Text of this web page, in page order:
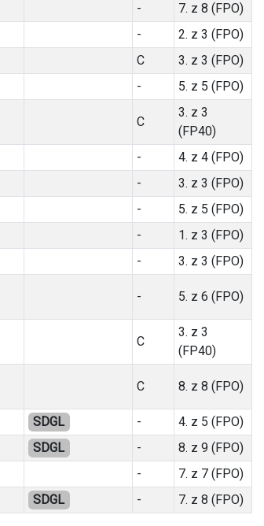
-
7. z 8 (FPO)
-
2. z 3 (FPO)
C
3. z 3 (FPO)
- 5. z 5 (FPO)
C
3. z 3
(FP40)
-
4. z 4 (FPO)
-
3. z 3 (FPO)
-
5. z 5 (FPO)
-
1. z 3 (FPO)
- 3. z 3 (FPO)
- 5. z 6 (FPO)
C
3. z 3
(FP40)
C 8. z 8 (FPO)
SDGL -
4. z 5 (FPO)
SDGL -
8. z 9 (FPO)
-
7. z 7 (FPO)
SDGL - 7. z 8 (FPO)